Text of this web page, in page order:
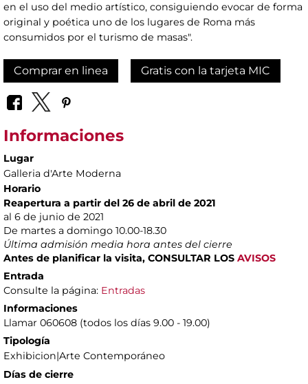
en el uso del medio artístico, consiguiendo evocar de forma
original y poética uno de los lugares de Roma más
consumidos por el turismo de masas".
Comprar en linea Gratis con la tarjeta MIC
Informaciones
Lugar
Galleria d'Arte Moderna
Horario
Reapertura a partir del 26 de abril de 2021
al 6 de junio de 2021
De martes a domingo 10.00-18.30
Última admisión media hora antes del cierre
Antes de planificar la visita, CONSULTAR LOS AVISOS
Entrada
Consulte la página: Entradas
Informaciones
Llamar 060608 (todos los días 9.00 - 19.00)
Tipología
Exhibicion|Arte Contemporáneo
Días de cierre